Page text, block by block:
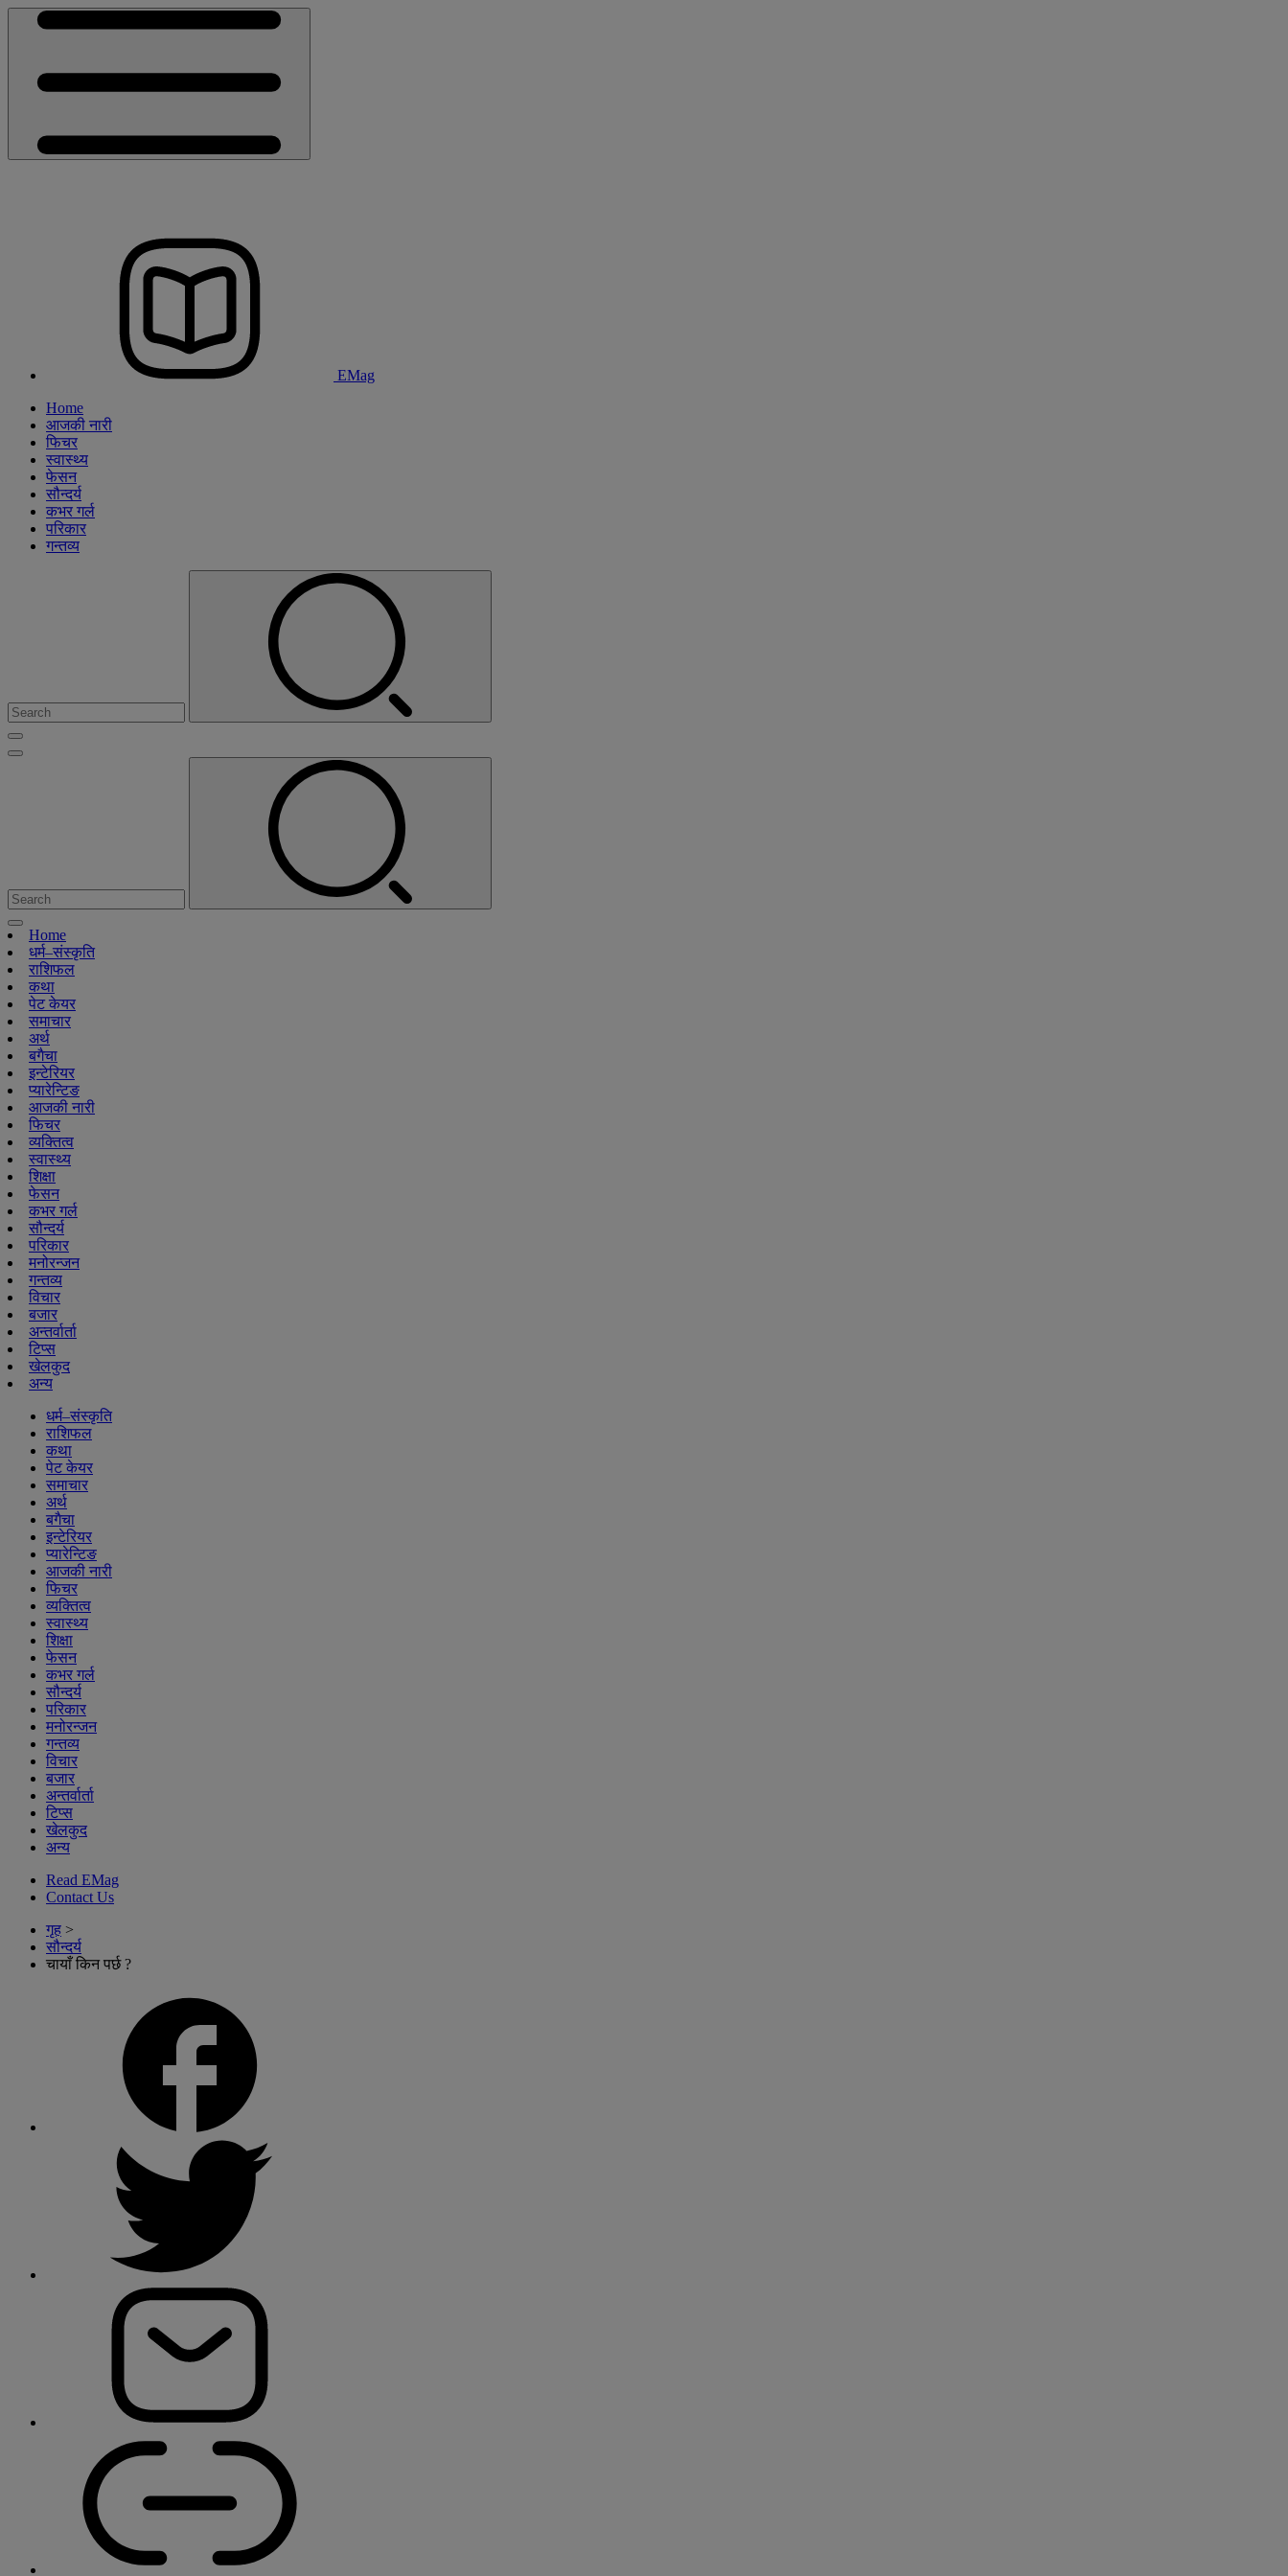
EMag
Home
आजकी नारी
फिचर
स्वास्थ्य
फेसन
सौन्दर्य
कभर गर्ल
परिकार
गन्तव्य
Home
धर्म–संस्कृति
राशिफल
कथा
पेट केयर
समाचार
अर्थ
बगैचा
इन्टेरियर
प्यारेन्टिङ
आजकी नारी
फिचर
व्यक्तित्व
स्वास्थ्य
शिक्षा
फेसन
कभर गर्ल
सौन्दर्य
परिकार
मनोरन्जन
गन्तव्य
विचार
बजार
अन्तर्वार्ता
टिप्स
खेलकुद
अन्य
धर्म–संस्कृति
राशिफल
कथा
पेट केयर
समाचार
अर्थ
बगैचा
इन्टेरियर
प्यारेन्टिङ
आजकी नारी
फिचर
व्यक्तित्व
स्वास्थ्य
शिक्षा
फेसन
कभर गर्ल
सौन्दर्य
परिकार
मनोरन्जन
गन्तव्य
विचार
बजार
अन्तर्वार्ता
टिप्स
खेलकुद
अन्य
Read EMag
Contact Us
गृह >
सौन्दर्य
चायाँ किन पर्छ ?